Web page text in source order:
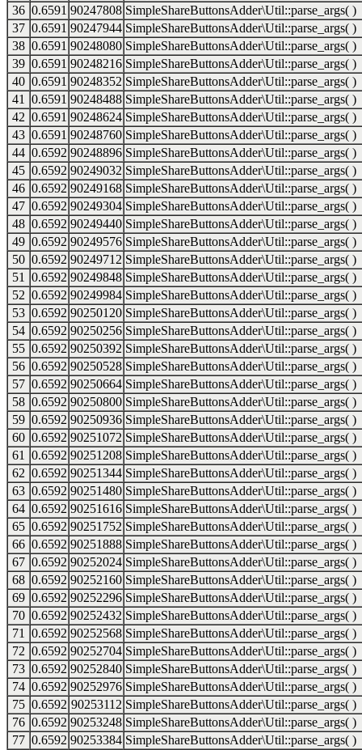
36 0.6591 90247808 SimpleShareButtonsAdder\Util::parse_args( )
37 0.6591 90247944 SimpleShareButtonsAdder\Util::parse_args( )
38 0.6591 90248080 SimpleShareButtonsAdder\Util::parse_args( )
39 0.6591 90248216 SimpleShareButtonsAdder\Util::parse_args( )
40 0.6591 90248352 SimpleShareButtonsAdder\Util::parse_args( )
41
0.6591 90248488 SimpleShareButtonsAdder\Util::parse_args( )
42 0.6591 90248624 SimpleShareButtonsAdder\Util::parse_args( )
43 0.6591 90248760 SimpleShareButtonsAdder\Util::parse_args( )
44 0.6592 90248896 SimpleShareButtonsAdder\Util::parse_args( )
45 0.6592 90249032 SimpleShareButtonsAdder\Util::parse_args( )
46 0.6592 90249168 SimpleShareButtonsAdder\Util::parse_args( )
47 0.6592 90249304 SimpleShareButtonsAdder\Util::parse_args( )
48 0.6592 90249440 SimpleShareButtonsAdder\Util::parse_args( )
49 0.6592 90249576 SimpleShareButtonsAdder\Util::parse_args( )
50 0.6592 90249712 SimpleShareButtonsAdder\Util::parse_args( )
51
0.6592 90249848 SimpleShareButtonsAdder\Util::parse_args( )
52 0.6592 90249984 SimpleShareButtonsAdder\Util::parse_args( )
53 0.6592 90250120 SimpleShareButtonsAdder\Util::parse_args( )
54 0.6592 90250256 SimpleShareButtonsAdder\Util::parse_args( )
55 0.6592 90250392 SimpleShareButtonsAdder\Util::parse_args( )
56 0.6592 90250528 SimpleShareButtonsAdder\Util::parse_args( )
57 0.6592 90250664 SimpleShareButtonsAdder\Util::parse_args( )
58 0.6592 90250800 SimpleShareButtonsAdder\Util::parse_args( )
59 0.6592 90250936 SimpleShareButtonsAdder\Util::parse_args( )
60 0.6592 90251072 SimpleShareButtonsAdder\Util::parse_args( )
61
0.6592 90251208 SimpleShareButtonsAdder\Util::parse_args( )
62 0.6592 90251344 SimpleShareButtonsAdder\Util::parse_args( )
63 0.6592 90251480 SimpleShareButtonsAdder\Util::parse_args( )
64 0.6592 90251616 SimpleShareButtonsAdder\Util::parse_args( )
65 0.6592 90251752 SimpleShareButtonsAdder\Util::parse_args( )
66 0.6592 90251888 SimpleShareButtonsAdder\Util::parse_args( )
67 0.6592 90252024 SimpleShareButtonsAdder\Util::parse_args( )
68 0.6592 90252160 SimpleShareButtonsAdder\Util::parse_args( )
69 0.6592 90252296 SimpleShareButtonsAdder\Util::parse_args( )
70 0.6592 90252432 SimpleShareButtonsAdder\Util::parse_args( )
71
0.6592 90252568 SimpleShareButtonsAdder\Util::parse_args( )
72 0.6592 90252704 SimpleShareButtonsAdder\Util::parse_args( )
73 0.6592 90252840 SimpleShareButtonsAdder\Util::parse_args( )
74 0.6592 90252976 SimpleShareButtonsAdder\Util::parse_args( )
75 0.6592 90253112 SimpleShareButtonsAdder\Util::parse_args( )
76 0.6592 90253248 SimpleShareButtonsAdder\Util::parse_args( )
77 0.6592 90253384 SimpleShareButtonsAdder\Util::parse_args( )